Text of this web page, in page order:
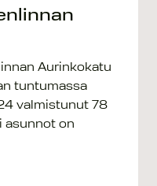
Aurinkokatu
tuntumassa
valmistunut 78
asunnot on